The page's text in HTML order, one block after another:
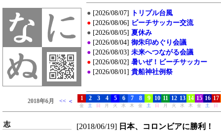
志 [2018/06/19] 日本、コロンビアに勝利！